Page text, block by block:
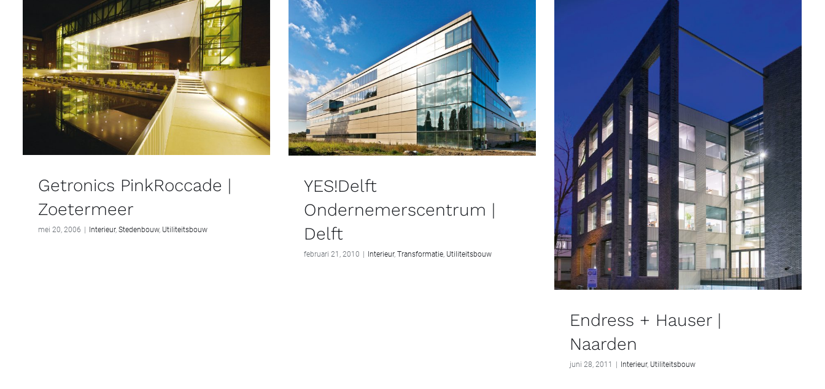
Getronics PinkRoccade |
Zoetermeer
mei 20, 2006 Interieur, Stedenbouw, Utiliteitsbouw
YES!Delft
Ondernemerscentrum |
Delft
februari 21, 2010 | Interieur, Transformatie Utiliteitsbouw
Endress + Hauser |
Naarden
juni 28, 2011 Interieur, Utiliteitsbouw